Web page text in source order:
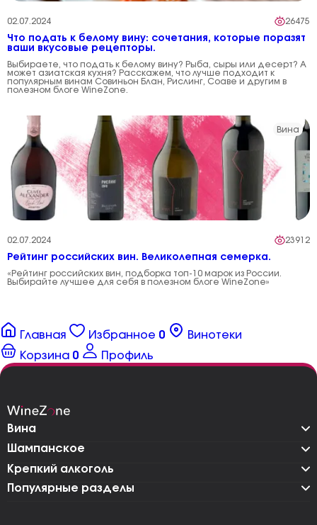
02.07.2024 26475
Что подать к белому вину: сочетания, которые поразят
ваши вкусовые рецепторы.
Выбираете, что подать к белому вину? Рыба, сыры или десерт? А
может азиатская кухня? Расскажем, что лучше подходит к
популярным винам Совиньон Блан, Рислинг, Соаве и другим в
полезном блоге WineZone.
Вина
02.07.2024 23912
Рейтинг российских вин. Великолепная семерка.
«Рейтинг российских вин, подборка топ-10 марок из России.
Выбирайте лучшее для себя в полезном блоге WineZone»
Главная Избранное 0
Винотеки
Корзина 0 Профиль
Вина
Шампанское
Крепкий алкоголь
Популярные разделы